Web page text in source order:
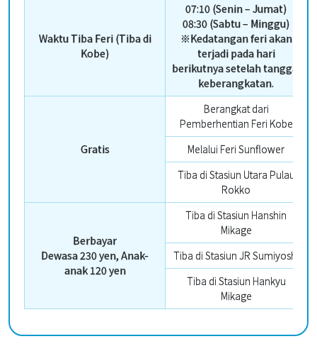
Waktu Tiba Feri (Tiba di
Kobe)
07:10 (Senin – Jumat)
08:30 (Sabtu – Minggu)
※Kedatangan feri akan
terjadi pada hari
berikutnya setelah tanggal
keberangkatan.
Gratis
Berangkat dari
Pemberhentian Feri Kobe
Melalui Feri Sunflower
Tiba di Stasiun Utara Pulau
Rokko
Berbayar
Dewasa 230 yen, Anak-
anak 120 yen
Tiba di Stasiun Hanshin
Mikage
Tiba di Stasiun JR Sumiyoshi
Tiba di Stasiun Hankyu
Mikage